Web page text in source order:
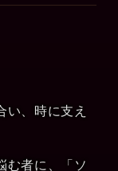
い、時に支え
む者に、「ソ